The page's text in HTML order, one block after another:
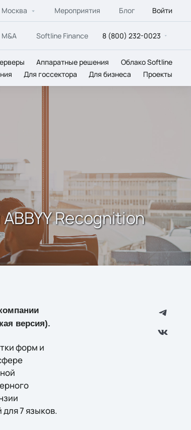
Москва Мероприятия Блог Войти
M&A Softline Finance 8 (800) 232-0023
Аппаратные решения
Облако Softline
Для госсектора Для бизнеса Проекты
Recognition
версия).
форм и
7 языков.